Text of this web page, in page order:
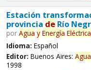
Estación
provincia deRío
por Agua y Energía
Idioma: Español
Editor: Buenos Aires: Agua
1998